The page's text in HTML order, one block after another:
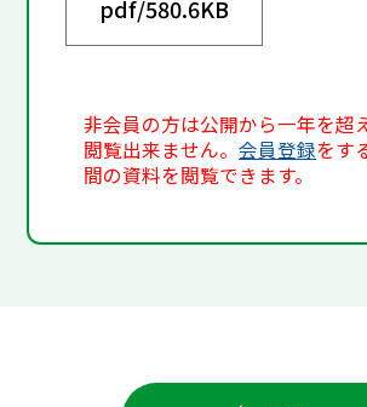
pdf/580.6KB
非会員の方は公開から一年を超
閲覧出来ません。会員登録をす
間の資料を閲覧できます。